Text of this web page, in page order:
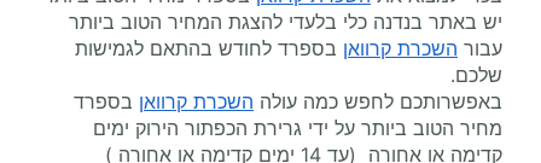
יש באתר בנדנה כלי בלעדי להצגת המחיר הטוב ביותר
עבור השכרת קרוואן בספרד לחודש בהתאם לגמישות
שלכם.
באפשרותכם לחפש כמה עולה השכרת קרוואן בספרד
מחיר הטוב ביותר על ידי גרירת הכפתור הירוק ימים
קדימה או אחורה (עד 14 ימים קדימה או אחורה )